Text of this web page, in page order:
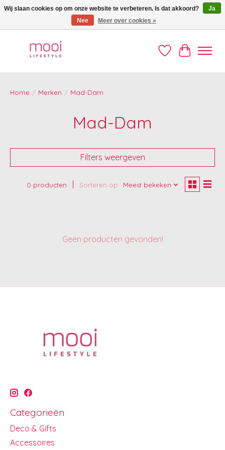
Welkom op de Mooi webshop!
Verlanglijst
Home / Merken / Mad-Dam
Mad-Dam
Filters weergeven
0 producten Sorteren op Meest bekeken
Geen producten gevonden!
Categorieën
Deco & Gifts
Accessoires
Wij slaan cookies op om onze website te verbeteren. Is dat akkoord?
Ja
Nee
Meer over cookies »